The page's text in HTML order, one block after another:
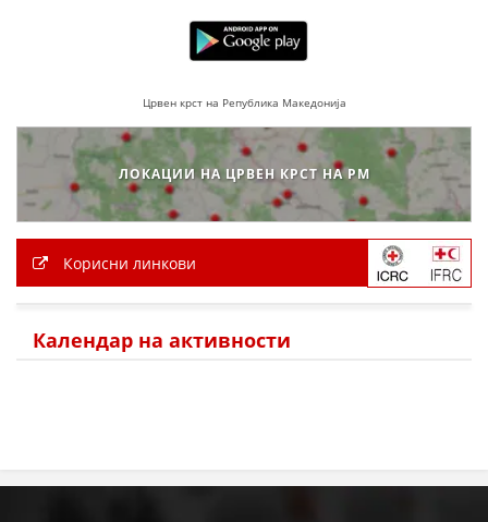
МЕЃУНАРОДНА СОРАБОТКА
ФОРМУЛАРИ ЗА БАРАЊА
ЗДРАВСТВЕНО ПРЕВЕНТИВНА ДЕЈНОСТ
ПРВА ПОМОШ
Црвен крст на Република Македонија
ЛОКАЦИИ НА ЦРВЕН КРСТ НА РМ
Корисни линкови
Календар на активности